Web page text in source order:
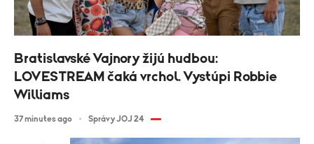
Bratislavské Vajnory žijú hudbou:
LOVESTREAM čaká vrchol. Vystúpi Robbie
Williams
37 minutes ago Správy JOJ 24